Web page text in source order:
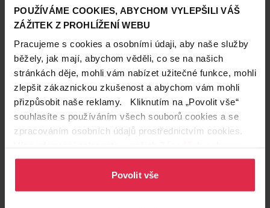
POUŽÍVÁME COOKIES, ABYCHOM VYLEPŠILI VÁŠ
ZÁŽITEK Z PROHLÍŽENÍ WEBU
Pracujeme s cookies a osobními údaji, aby naše služby
běžely, jak mají, abychom věděli, co se na našich
stránkách děje, mohli vám nabízet užitečné funkce, mohli
zlepšit zákaznickou zkušenost a abychom vám mohli
přizpůsobit naše reklamy. Kliknutím na „Povolit vše“
souhlasíte s používáním všech souborů cookies a se
zpracováním osobních údajů prostřednictvím cookies.
osobních údajů.
Povolit vše
🛒Miss Sporty Nail Expert 5 v 1 péče o nehty